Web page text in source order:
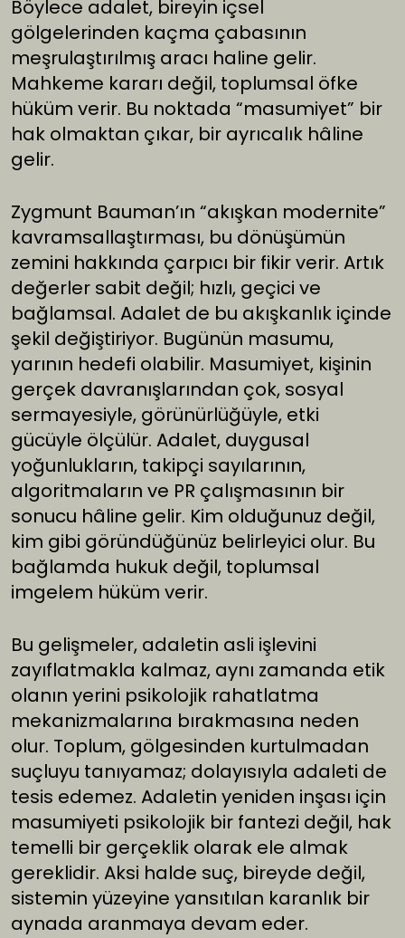
Böylece adalet, bireyin içsel
gölgelerinden kaçma çabasının
meşrulaştırılmış aracı haline gelir.
Mahkeme kararı değil, toplumsal öfke
hüküm verir. Bu noktada “masumiyet” bir
hak olmaktan çıkar, bir ayrıcalık hâline
gelir.
Zygmunt Bauman’ın “akışkan modernite”
kavramsallaştırması, bu dönüşümün
zemini hakkında çarpıcı bir fikir verir. Artık
değerler sabit değil; hızlı, geçici ve
bağlamsal. Adalet de bu akışkanlık içinde
şekil değiştiriyor. Bugünün masumu,
yarının hedefi olabilir. Masumiyet, kişinin
gerçek davranışlarından çok, sosyal
sermayesiyle, görünürlüğüyle, etki
gücüyle ölçülür. Adalet, duygusal
yoğunlukların, takipçi sayılarının,
algoritmaların ve PR çalışmasının bir
sonucu hâline gelir. Kim olduğunuz değil,
kim gibi göründüğünüz belirleyici olur. Bu
bağlamda hukuk değil, toplumsal
imgelem hüküm verir.
Bu gelişmeler, adaletin asli işlevini
zayıflatmakla kalmaz, aynı zamanda etik
olanın yerini psikolojik rahatlatma
mekanizmalarına bırakmasına neden
olur. Toplum, gölgesinden kurtulmadan
suçluyu tanıyamaz; dolayısıyla adaleti de
tesis edemez. Adaletin yeniden inşası için
masumiyeti psikolojik bir fantezi değil, hak
temelli bir gerçeklik olarak ele almak
gereklidir. Aksi halde suç, bireyde değil,
sistemin yüzeyine yansıtılan karanlık bir
aynada aranmaya devam eder.